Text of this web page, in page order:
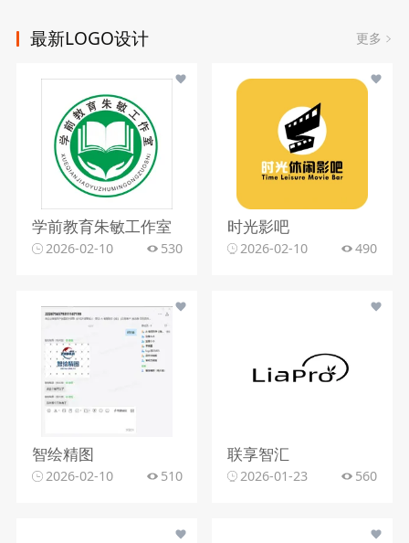
最新LOGO设计 更多
学前教育朱敏工作室
2026-02-10 530
时光影吧
2026-02-10 490
智绘精图
2026-02-10 510
联享智汇
2026-01-23 560